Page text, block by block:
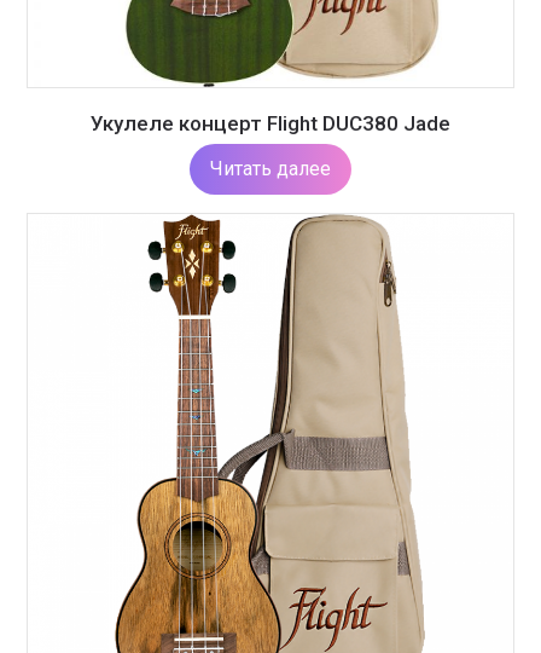
Укулеле концерт Flight DUC380 Jade
Читать далее